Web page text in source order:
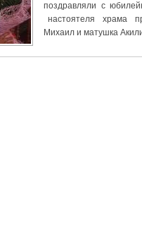
поздравляли с
настоятеля храма
Михаил и матушка